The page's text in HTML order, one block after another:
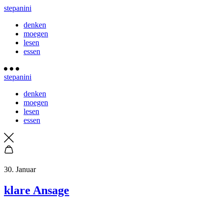
stepanini
denken
moegen
lesen
essen
stepanini
denken
moegen
lesen
essen
30. Januar
klare Ansage